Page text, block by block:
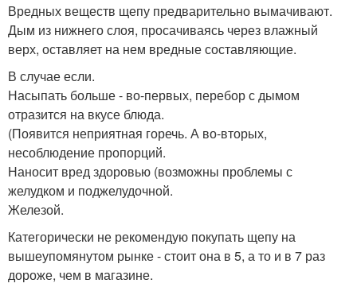
Вредных веществ щепу предварительно вымачивают.
Дым из нижнего слоя, просачиваясь через влажный
верх, оставляет на нем вредные составляющие.
В случае если.
Насыпать больше - во-первых, перебор с дымом
отразится на вкусе блюда.
(Появится неприятная горечь. А во-вторых,
несоблюдение пропорций.
Наносит вред здоровью (возможны проблемы с
желудком и поджелудочной.
Железой.
Категорически не рекомендую покупать щепу на
вышеупомянутом рынке - стоит она в 5, а то и в 7 раз
дороже, чем в магазине.